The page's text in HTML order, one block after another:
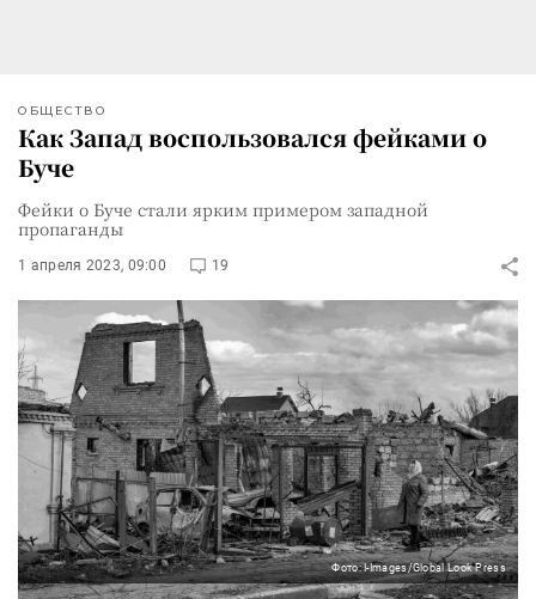
ОБЩЕСТВО
Как Запад воспользовался фейками о
Буче
Фейки о Буче стали ярким примером западной
пропаганды
1 апреля 2023, 09:00 19
Фото: I-Images/Global Look Press